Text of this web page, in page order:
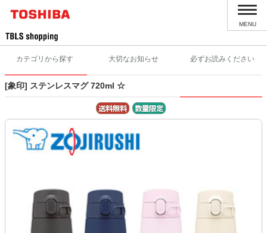
MENU
カテゴリから探す 大切なお知らせ 必ずお読みください
[象印] ステンレスマグ 720ml ☆